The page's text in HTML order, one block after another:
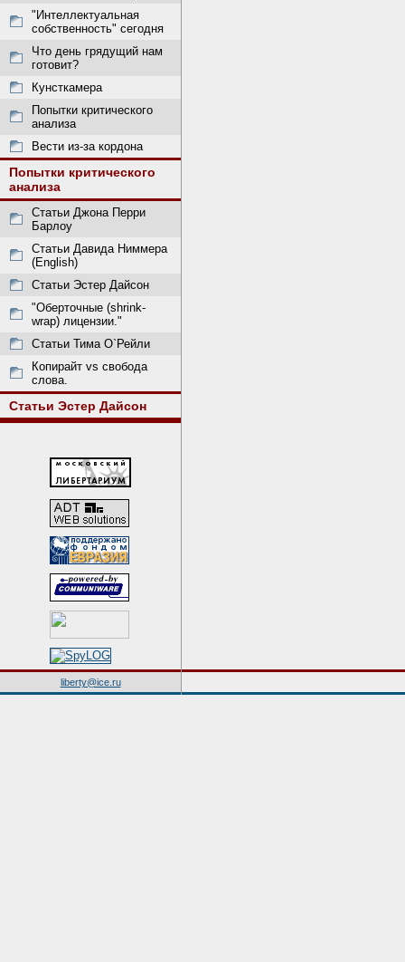
"Интеллектуальная
собственность" сегодня
Что день грядущий нам
готовит?
Кунсткамера
Попытки критического
анализа
Вести из-за кордона
Попытки критического
анализа
Статьи Джона Перри
Барлоу
Статьи Давида Ниммера
(English)
Статьи Эстер Дайсон
"Оберточные (shrink-
wrap) лицензии."
Статьи Тима О`Рейли
Копирайт vs свобода
слова.
Статьи Эстер Дайсон
liberty@ice.ru